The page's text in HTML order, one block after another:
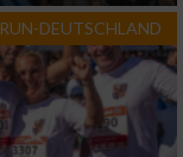
RUN-DEUTSCHLAND